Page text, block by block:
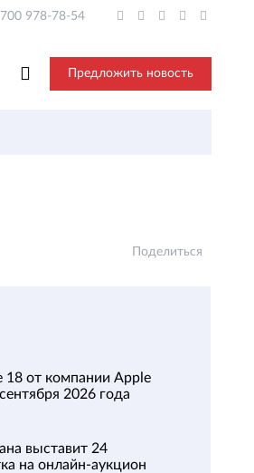
978-78-54
Предложить новость
Поделиться
18 от компании Apple
2026 года
выставит 24
на онлайн-аукцион